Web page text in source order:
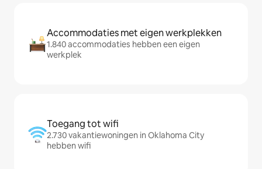
Accommodaties met eigen werkplekken
1.840 accommodaties hebben een eigen
werkplek
Toegang tot wifi
2.730 vakantiewoningen in Oklahoma City
hebben wifi